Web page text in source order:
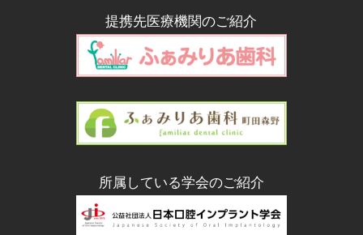
提携先医療機関のご紹介
所属している学会のご紹介